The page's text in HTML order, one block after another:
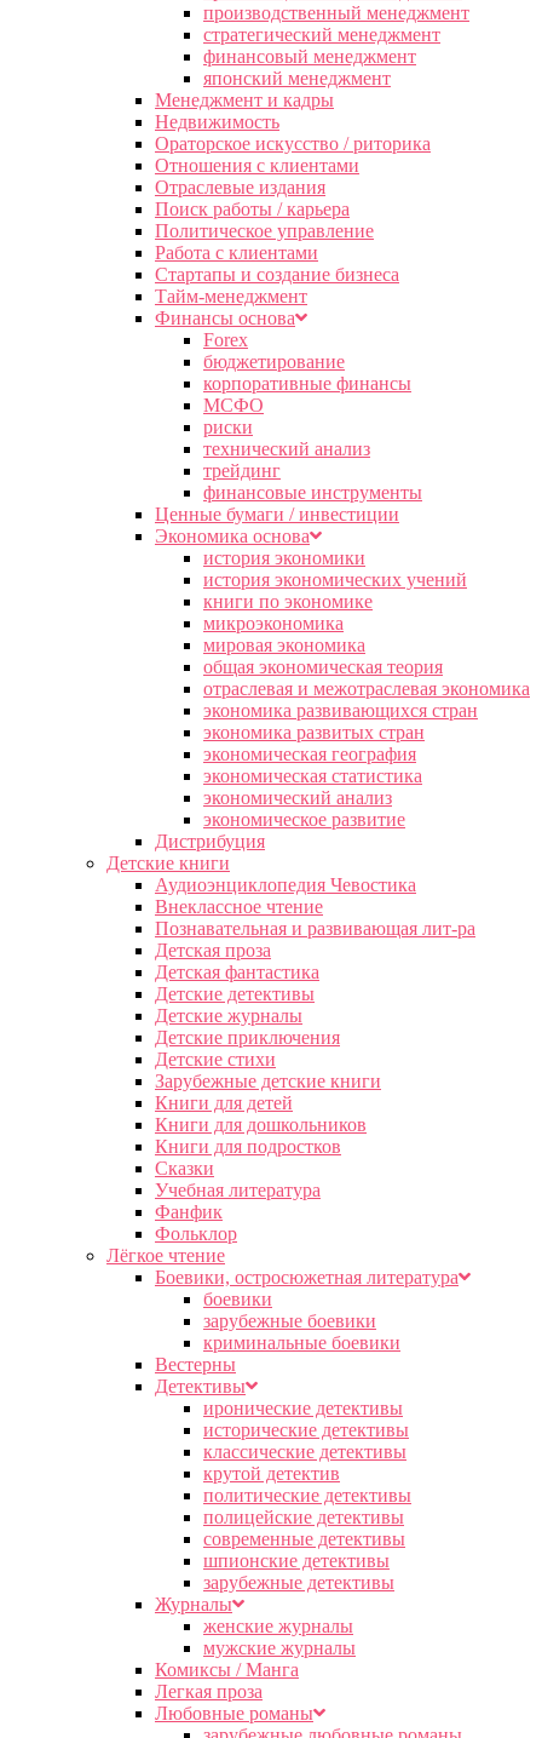
производственный менеджмент
стратегический менеджмент
финансовый менеджмент
японский менеджмент
Менеджмент и кадры
Недвижимость
Ораторское искусство / риторика
Отношения с клиентами
Отраслевые издания
Поиск работы / карьера
Политическое управление
Работа с клиентами
Стартапы и создание бизнеса
Тайм-менеджмент
Финансы основа
Forex
бюджетирование
корпоративные финансы
МСФО
риски
технический анализ
трейдинг
финансовые инструменты
Ценные бумаги / инвестиции
Экономика основа
история экономики
история экономических учений
книги по экономике
микроэкономика
мировая экономика
общая экономическая теория
отраслевая и межотраслевая экономика
экономика развивающихся стран
экономика развитых стран
экономическая география
экономическая статистика
экономический анализ
экономическое развитие
Дистрибуция
Детские книги
Аудиоэнциклопедия Чевостика
Внеклассное чтение
Познавательная и развивающая лит-ра
Детская проза
Детская фантастика
Детские детективы
Детские журналы
Детские приключения
Детские стихи
Зарубежные детские книги
Книги для детей
Книги для дошкольников
Книги для подростков
Сказки
Учебная литература
Фанфик
Фольклор
Лёгкое чтение
Боевики, остросюжетная литература
боевики
зарубежные боевики
криминальные боевики
Вестерны
Детективы
иронические детективы
исторические детективы
классические детективы
крутой детектив
политические детективы
полицейские детективы
современные детективы
шпионские детективы
зарубежные детективы
Журналы
женские журналы
мужские журналы
Комиксы / Манга
Легкая проза
Любовные романы